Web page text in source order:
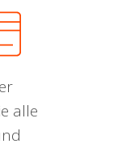
alle